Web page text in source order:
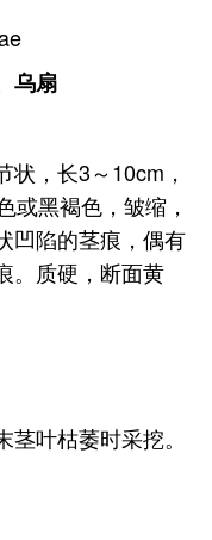
乌扇
，长3～10cm，
或黑褐色，皱缩，
凹陷的茎痕，偶有
。质硬，断面黄
叶枯萎时采挖。